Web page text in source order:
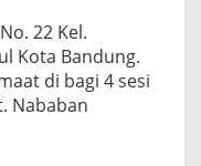
22 Kel.
Kota Bandung.
di bagi 4 sesi
Nababan